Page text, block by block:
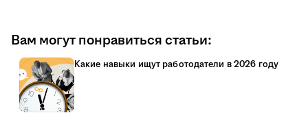
Вам могут понравиться статьи:
Какие навыки ищут работодатели в 2026 году